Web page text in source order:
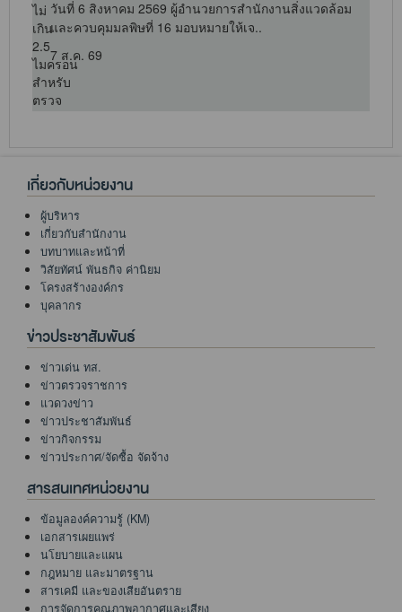
วันที่ 6 สิงหาคม 2569 ผู้อำนวยการสำนักงานสิ่งแวดล้อม
และควบคุมมลพิษที่ 16 มอบหมายให้เจ..
7 ส.ค. 69
เกี่ยวกับหน่วยงาน
ผู้บริหาร
เกี่ยวกับสำนักงาน
บทบาทและหน้าที่
วิสัยทัศน์ พันธกิจ ค่านิยม
โครงสร้างองค์กร
บุคลากร
ข่าวประชาสัมพันธ์
ข่าวเด่น ทส.
ข่าวตรวจราชการ
แวดวงข่าว
ข่าวประชาสัมพันธ์
ข่าวกิจกรรม
ข่าวประกาศ/จัดซื้อ จัดจ้าง
สารสนเทศหน่วยงาน
ข้อมูลองค์ความรู้ (KM)
เอกสารเผยแพร่
นโยบายและแผน
กฎหมาย และมาตรฐาน
สารเคมี และของเสียอันตราย
การจัดการคุณภาพอากาศและเสียง